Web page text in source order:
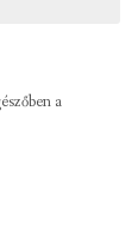
a